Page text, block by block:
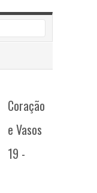
Coração
e Vasos
19 -